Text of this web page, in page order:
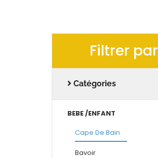
Filtrer par
Catégories
BEBE /ENFANT
Cape De Bain
Bavoir